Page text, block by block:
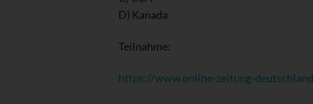
D) Kanada
Teilnahme:
https://www.online-zeitung-